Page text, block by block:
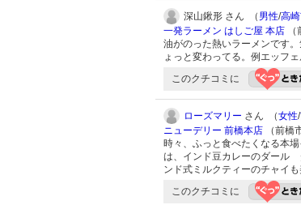
深山鍬形 さん （ 男性/高
一発ラーメン はしご屋 本店 （
油がのった熱いラーメンです
ょっと変わってる。例エッフ
このクチコミに
ローズマリー さん （女性/
ニューデリー 前橋本店 （前橋
時々、ふっと食べたくなる本
は、インド豆カレーのダール
ンド式ミルクティーのチャイ
このクチコミに